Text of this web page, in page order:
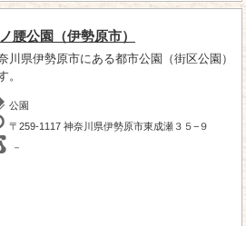
腰公園（伊勢原市）
川県伊勢原市にある都市公園（街区公園）
。
公園
〒259-1117 神奈川県伊勢原市東成瀬３５−９
－